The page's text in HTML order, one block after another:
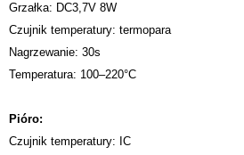
Grzałka: DC3,7V 8W
Czujnik temperatury: termopara
Nagrzewanie: 30s
Temperatura: 100–220°C
Pióro:
Czujnik temperatury: IC